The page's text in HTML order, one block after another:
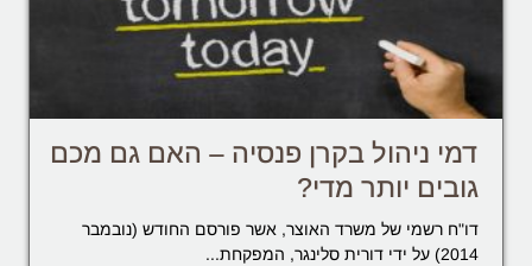
דמי ניהול בקרן פנסיה – האם גם מכם
גובים יותר מדי?
דו"ח רשמי של משרד האוצר, אשר פורסם החודש (נובמבר
2014) על ידי דורית סלינגר, המפקחת...